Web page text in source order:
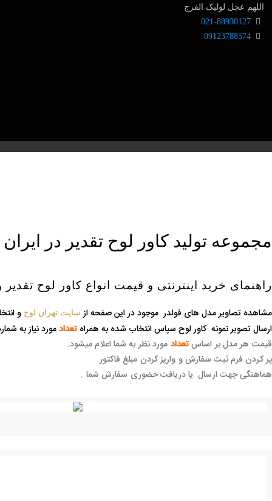
اللهم عجل لولیک الفرج
021-88930127
09123788574
مجموعه تولید کاور لوح تقدیر در ایران
راهنمای خرید اینترنتی و قیمت انواع کاور لوح
مشاهده تصاویر مدل های فولدر موجود در این صفحه از سایت تهران لوح و
ارسال تصویر نمونه کاور لوح سپاس انتخاب شده به همراه تعدادمورد نیاز به
قیمت هر مدل بر اساستعداد مورد نظر به شما اعلام میشود.
پر کردن فرم ثبت سفارش و واریز کردن مبلغ فاکتور.
هماهنگی جهت ارسال یا دریافت حضوری سفارش شما .